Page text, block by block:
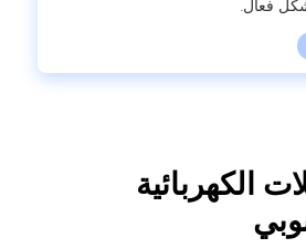
فعال.
الكهربائية